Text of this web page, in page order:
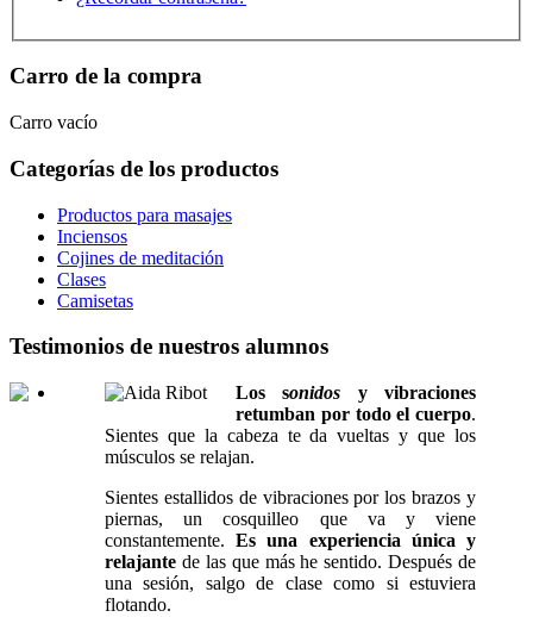
Carro de la compra
Carro vacío
Categorías de los productos
Productos para masajes
Inciensos
Cojines de meditación
Clases
Camisetas
Testimonios de nuestros alumnos
Los sonidos y vibraciones
retumban por todo el cuerpo.
Sientes que la cabeza te da vueltas y que los
músculos se relajan.
Sientes estallidos de vibraciones por los brazos y
piernas, un cosquilleo que va y viene
constantemente.Es una experiencia única y
relajante de las que más he sentido. Después de
una sesión, salgo de clase como si estuviera
flotando.